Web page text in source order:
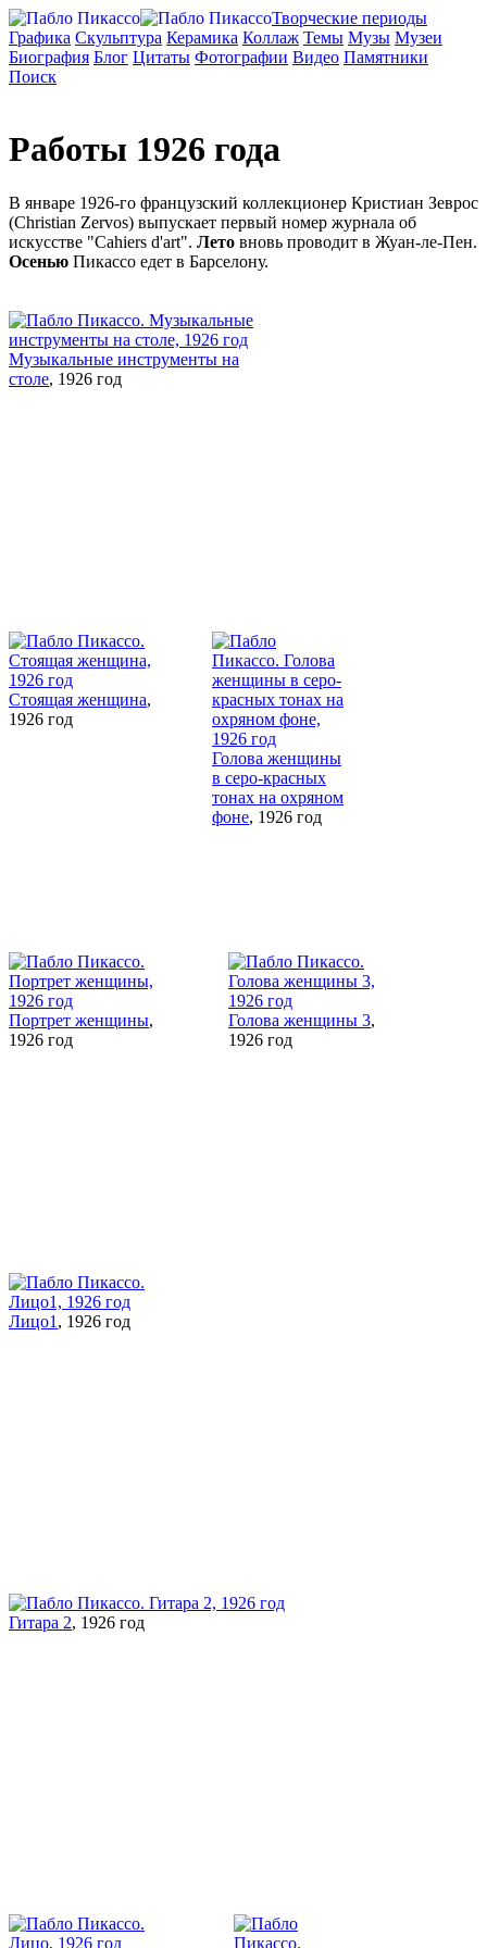
Творческие периоды
Графика Скульптура Керамика Коллаж Темы Музы Музеи
Биография Блог Цитаты Фотографии Видео Памятники
Поиск
Работы 1926 года
В январе 1926-го французский коллекционер Кристиан Зеврос
(Christian Zervos) выпускает первый номер журнала об
искусстве "Cahiers d'art". Лето вновь проводит в Жуан-ле-Пен.
Осенью Пикассо едет в Барселону.
Музыкальные инструменты на
столе, 1926 год
Стоящая женщина,
1926 год
Голова женщины
в серо-красных
тонах на охряном
фоне, 1926 год
Портрет женщины,
1926 год
Голова женщины 3,
1926 год
Лицо1 , 1926 год
Гитара 2, 1926 год